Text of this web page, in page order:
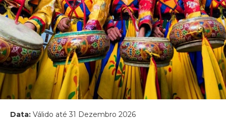
Data: Válido até 31 Dezembro 2026